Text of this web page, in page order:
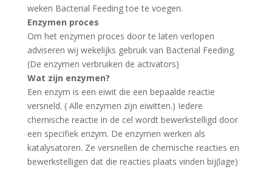
weken Bacterial Feeding toe te voegen.
Enzymen proces
Om het enzymen proces door te laten verlopen
adviseren wij wekelijks gebruik van Bacterial Feeding.
(De enzymen verbruiken de activators)
Wat zijn enzymen?
Een enzym is een eiwit die een bepaalde reactie
versneld. ( Alle enzymen zijn eiwitten.) Iedere
chemische reactie in de cel wordt bewerkstelligd door
een specifiek enzym. De enzymen werken als
katalysatoren. Ze versnellen de chemische reacties en
bewerkstelligen dat die reacties plaats vinden bij(lage)